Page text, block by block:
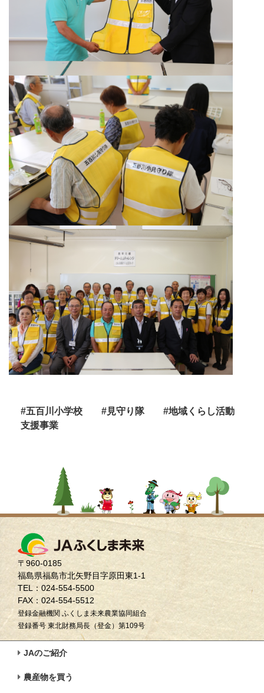
#五百川小学校 #見守り隊
#地域くらし活動
支援事業
〒960-0185
福島県福島市北矢野目字原田東1-1
TEL：024-554-5500
FAX：024-554-5512
登録金融機関 ふくしま未来農業協同組合
登録番号 東北財務局長（登金）第109号
JAのご紹介
農産物を買う